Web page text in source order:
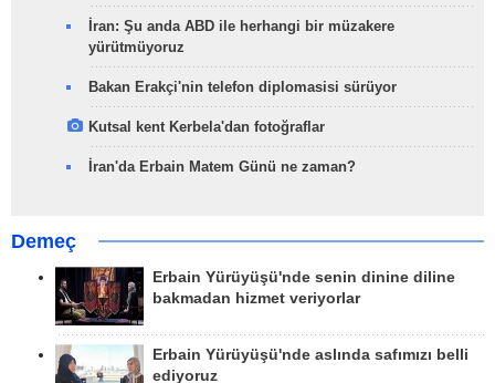
İran: Şu anda ABD ile herhangi bir müzakere
yürütmüyoruz
Bakan Erakçi'nin telefon diplomasisi sürüyor
Kutsal kent Kerbela'dan fotoğraflar
İran'da Erbain Matem Günü ne zaman?
Demeç
Erbain Yürüyüşü'nde senin dinine diline
bakmadan hizmet veriyorlar
Erbain Yürüyüşü'nde aslında safımızı belli
ediyoruz